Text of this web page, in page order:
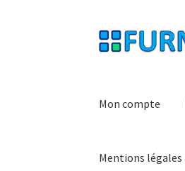
Aller
à
Aller
au
Mon compte
Mentions légales